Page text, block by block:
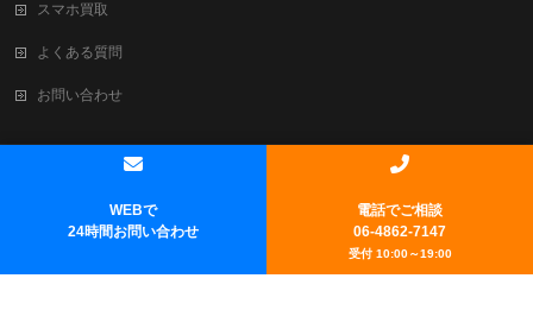
スマホ買取
よくある質問
お問い合わせ
新大阪でiPhone修理・買取ならテレスマ新大阪/西中島店
Powered byWordPress Vektor,Inc.technology.
WEBで
24時間お問い合わせ
電話でご相談
06-4862-7147
受付 10:00～19:00